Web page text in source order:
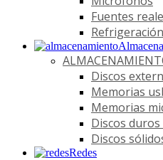
Fuentes
Discos
Memorias
Memorias
Discos duros
Discos
Redes